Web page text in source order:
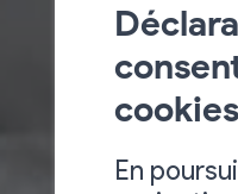
cookies
En